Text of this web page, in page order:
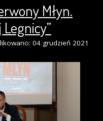
Młyn.
04 grudzień 2021